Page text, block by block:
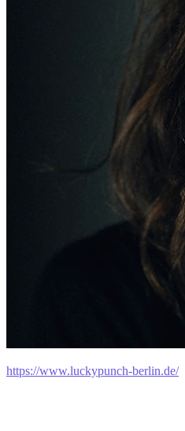
https://www.luckypunch-berlin.de/